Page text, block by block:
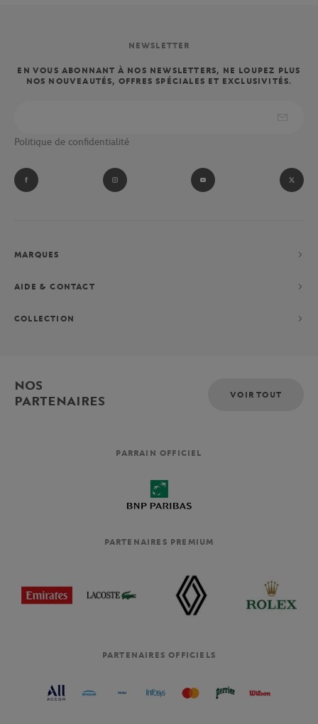
NEWSLETTER
EN VOUS ABONNANT À NOS NEWSLETTERS, NE LOUPEZ PLUS
NOS NOUVEAUTÉS, OFFRES SPÉCIALES ET EXCLUSIVITÉS.
Politique de confidentialité
MARQUES
AIDE & CONTACT
COLLECTION
NOS
PARTENAIRES
VOIR TOUT
PARRAIN OFFICIEL
PARTENAIRES PREMIUM
PARTENAIRES OFFICIELS